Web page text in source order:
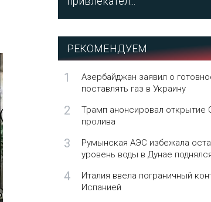
РЕКОМЕНДУЕМ
1
Азербайджан заявил о
поставлять газ в Украину
2
Трамп анонсировал открытие
пролива
3
Румынская АЭС избежала
уровень воды в Дунае
4
Италия ввела пограничный
Испанией